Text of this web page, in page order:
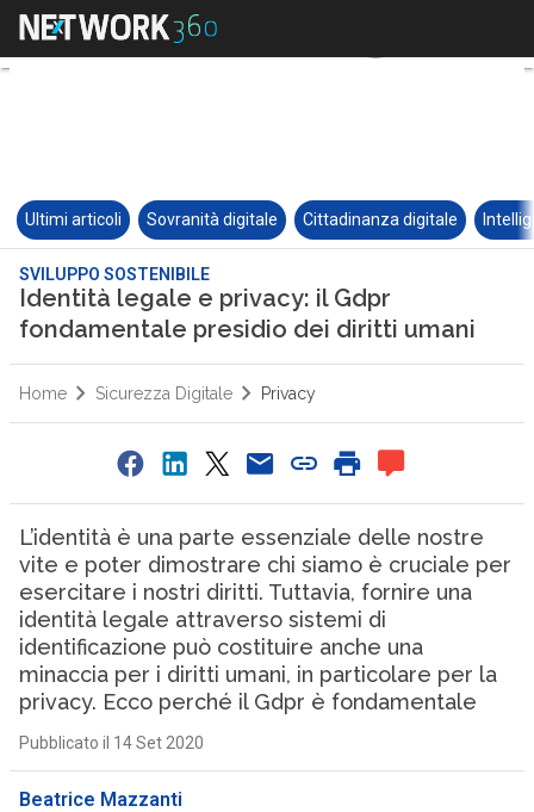
Ultimi articoli Sovranità digitale Cittadinanza digitale
SVILUPPO SOSTENIBILE
Identità legale e privacy: il Gdpr
fondamentale presidio dei diritti umani
Home Sicurezza Digitale Privacy
L’identità è una parte essenziale delle nostre
vite e poter dimostrare chi siamo è cruciale per
esercitare i nostri diritti. Tuttavia, fornire una
identità legale attraverso sistemi di
identificazione può costituire anche una
minaccia per i diritti umani, in particolare per la
privacy. Ecco perché il Gdpr è fondamentale
Pubblicato il 14 Set 2020
Beatrice Mazzanti